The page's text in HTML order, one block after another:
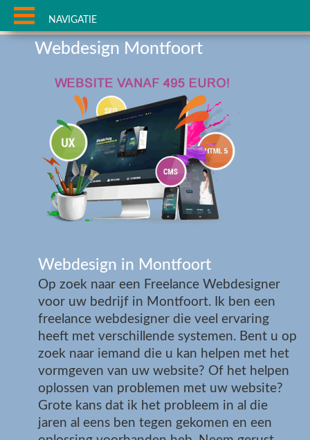
Webdesign Montfoort
Webdesign in Montfoort
Op zoek naar een Freelance Webdesigner
voor uw bedrijf in Montfoort. Ik ben een
freelance webdesigner die veel ervaring
heeft met verschillende systemen. Bent u op
zoek naar iemand die u kan helpen met het
vormgeven van uw website? Of het helpen
oplossen van problemen met uw website?
Grote kans dat ik het probleem in al die
jaren al eens ben tegen gekomen en een
NAVIGATIE